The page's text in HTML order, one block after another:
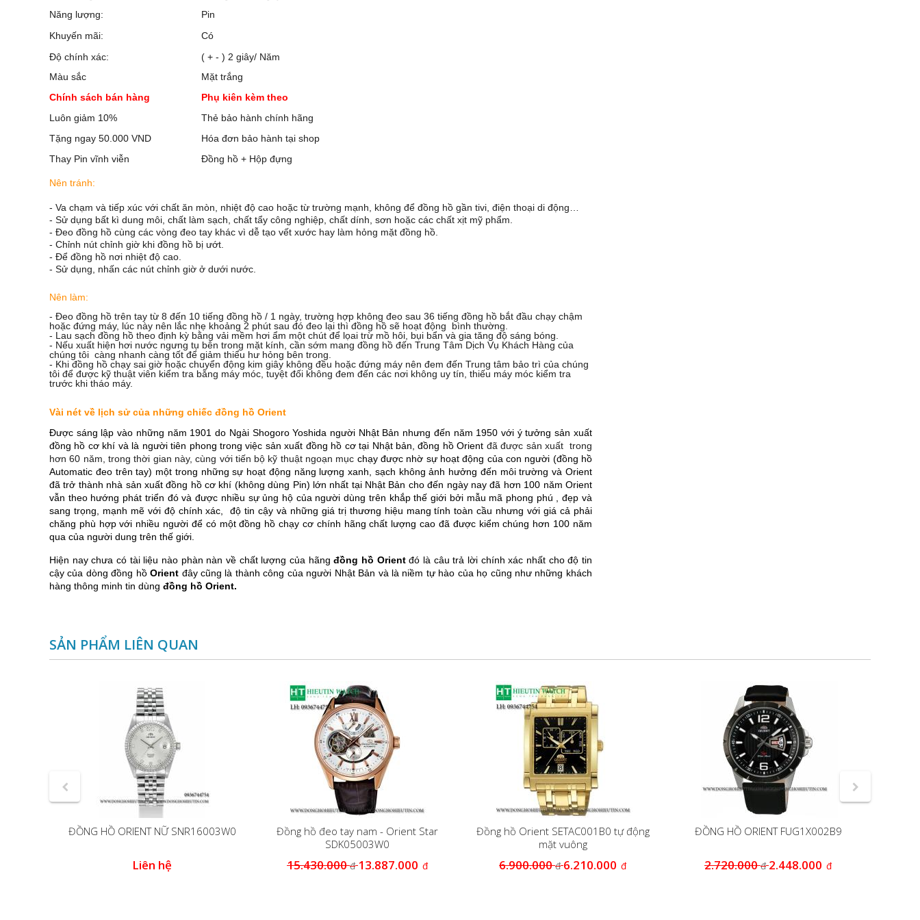
Năng lượng:
Pin
Khuyến mãi:
Có
Độ chính xác:
( + - ) 2 giây/ Năm
Màu sắc
Mặt trắng
Chính sách bán hàng
Phụ kiên kèm theo
Luôn giảm 10%
Thẻ bảo hành chính hãng
Tặng ngay 50.000 VND
Hóa đơn bảo hành tại shop
Thay Pin vĩnh viễn
Đồng hồ + Hộp đựng
Nên tránh:
- Va chạm và tiếp xúc với chất ăn mòn, nhiệt độ cao hoặc từ trường mạnh, không để đồng hồ gần tivi, điện thoại di động…
- Sử dụng bất kì dung môi, chất làm sạch, chất tẩy công nghiệp, chất dính, sơn hoặc các chất xịt mỹ phẩm.
- Đeo đồng hồ cùng các vòng đeo tay khác vì dễ tạo vết xước hay làm hỏng mặt đồng hồ.
- Chỉnh nút chỉnh giờ khi đồng hồ bị ướt.
- Để đồng hồ nơi nhiệt độ cao.
- Sử dụng, nhấn các nút chỉnh giờ ở dưới nước.
Nên làm:
- Đeo đồng hồ trên tay từ 8 đến 10 tiếng đồng hồ / 1 ngày, trường hợp không đeo sau 36 tiếng đồng hồ bắt đầu chạy chậm
hoặc đứng máy, lúc này nên lắc nhẹ khoảng 2 phút sau đó đeo lại thì đồng hồ sẽ hoạt động bình thường.
- Lau sạch đồng hồ theo định kỳ bằng vải mềm hơi ẩm một chút để lọai trừ mồ hôi, bụi bẩn và gia tăng độ sáng bóng.
- Nếu xuất hiện hơi nước ngưng tụ bên trong mặt kính, cần sớm mang đồng hồ đến Trung Tâm Dịch Vụ Khách Hàng của
chúng tôi càng nhanh càng tốt để giảm thiểu hư hỏng bên trong.
- Khi đồng hồ chạy sai giờ hoặc chuyển động kim giây không đều hoặc đứng máy nên đem đến Trung tâm bảo trì của chúng
tôi để được kỹ thuật viên kiểm tra bằng máy móc, tuyệt đối không đem đến các nơi không uy tín, thiếu máy móc kiểm tra
trước khi tháo máy.
Vài nét về lịch sử của những chiếc đồng hồ Orient
Được sáng lập vào những năm 1901 do Ngài Shogoro Yoshida người Nhật Bản nhưng đến năm 1950 với ý tưởng sản xuất
đồng hồ cơ khí và là người tiên phong trong việc sản xuất đồng hồ cơ tại Nhật bản, đồng hồ Orient đã được sản xuất trong
hơn 60 năm, trong thời gian này, cùng với tiến bộ kỹ thuật ngoạn mục chạy được nhờ sự hoạt động của con người (đồng hồ
Automatic đeo trên tay) một trong những sự hoạt động năng lượng xanh, sạch không ảnh hưởng đến môi trường và Orient
đã trở thành nhà sản xuất đồng hồ cơ khí (không dùng Pin) lớn nhất tại Nhật Bản cho đến ngày nay đã hơn 100 năm Orient
vẫn theo hướng phát triển đó và được nhiều sự ủng hộ của người dùng trên khắp thế giới bởi mẫu mã phong phú , đẹp và
sang trọng, mạnh mẽ với độ chính xác,
độ tin cậy và những giá trị thương hiệu mang tính toàn cầu nhưng với giá cả phải
chăng phù hợp với nhiều người để có một đồng hồ chạy cơ chính hãng chất lượng cao đã được kiểm chúng hơn 100 năm
qua của người dung trên thế giới.
Hiện nay chưa có tài liệu nào phàn nàn về chất lượng của hãngđồng hồ Orientđó là câu trả lời chính xác nhất cho độ tin
cậy của dòng đồng hồOrient đây cũng là thành công của người Nhật Bản và là niềm tự hào của họ cũng như những khách
hàng thông minh tin dùng đồng hồ Orient.
SẢN PHẨM LIÊN QUAN
ĐỒNG HỒ ORIENT NỮ SNR16003W0
Liên hệ
Đồng hồ đeo tay nam - Orient Star
SDK05003W0
15.430.000đ 13.887.000 đ
Đồng hồ Orient SETAC001B0 tự động
mặt vuông
6.900.000đ 6.210.000 đ
ĐỒNG HỒ ORIENT FUG1X002B9
2.720.000đ 2.448.000 đ